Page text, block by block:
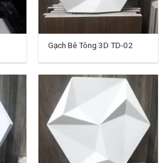
Gạch Bê Tông 3D TD-02